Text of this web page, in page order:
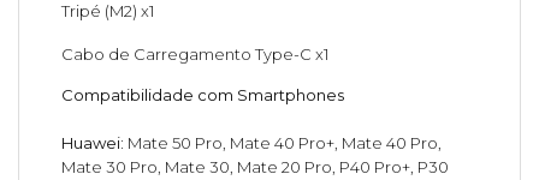
Tripé (M2) x1
Cabo de Carregamento Type-C x1
Compatibilidade com Smartphones
Huawei: Mate 50 Pro, Mate 40 Pro+, Mate 40 Pro,
Mate 30 Pro, Mate 30, Mate 20 Pro, P40 Pro+, P30